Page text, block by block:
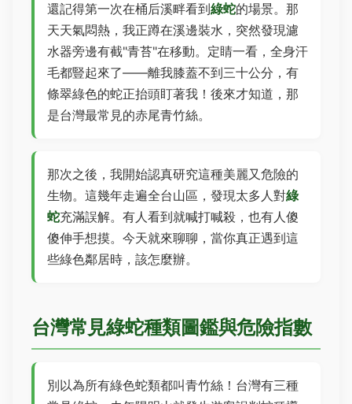
還記得第一次在桶后溪畔看到綠蛇的場景。那
天天氣悶熱，我正蹲在溪邊裝水，突然發現濾
水器旁邊有截"青苔"在移動。定睛一看，全身汗
毛都豎起來了——離我膝蓋不到三十公分，有
條翠綠色的蛇正抬頭盯著我！後來才知道，那
是台灣最常見的赤尾青竹絲。
那次之後，我開始認真研究這種美麗又危險的
生物。這幾年走遍全台山區，發現太多人對綠
蛇充滿誤解。有人看到就喊打喊殺，也有人傻
傻伸手想摸。今天就來聊聊，當你真正遇到這
些綠色鄰居時，該怎麼辦。
台灣常見綠蛇種類圖鑑與危險指數
別以為所有綠色蛇類都叫青竹絲！台灣有三種